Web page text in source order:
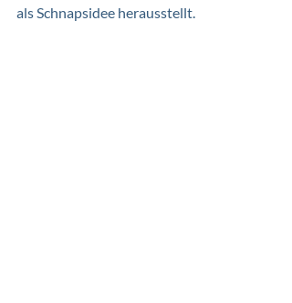
als Schnapsidee herausstellt.